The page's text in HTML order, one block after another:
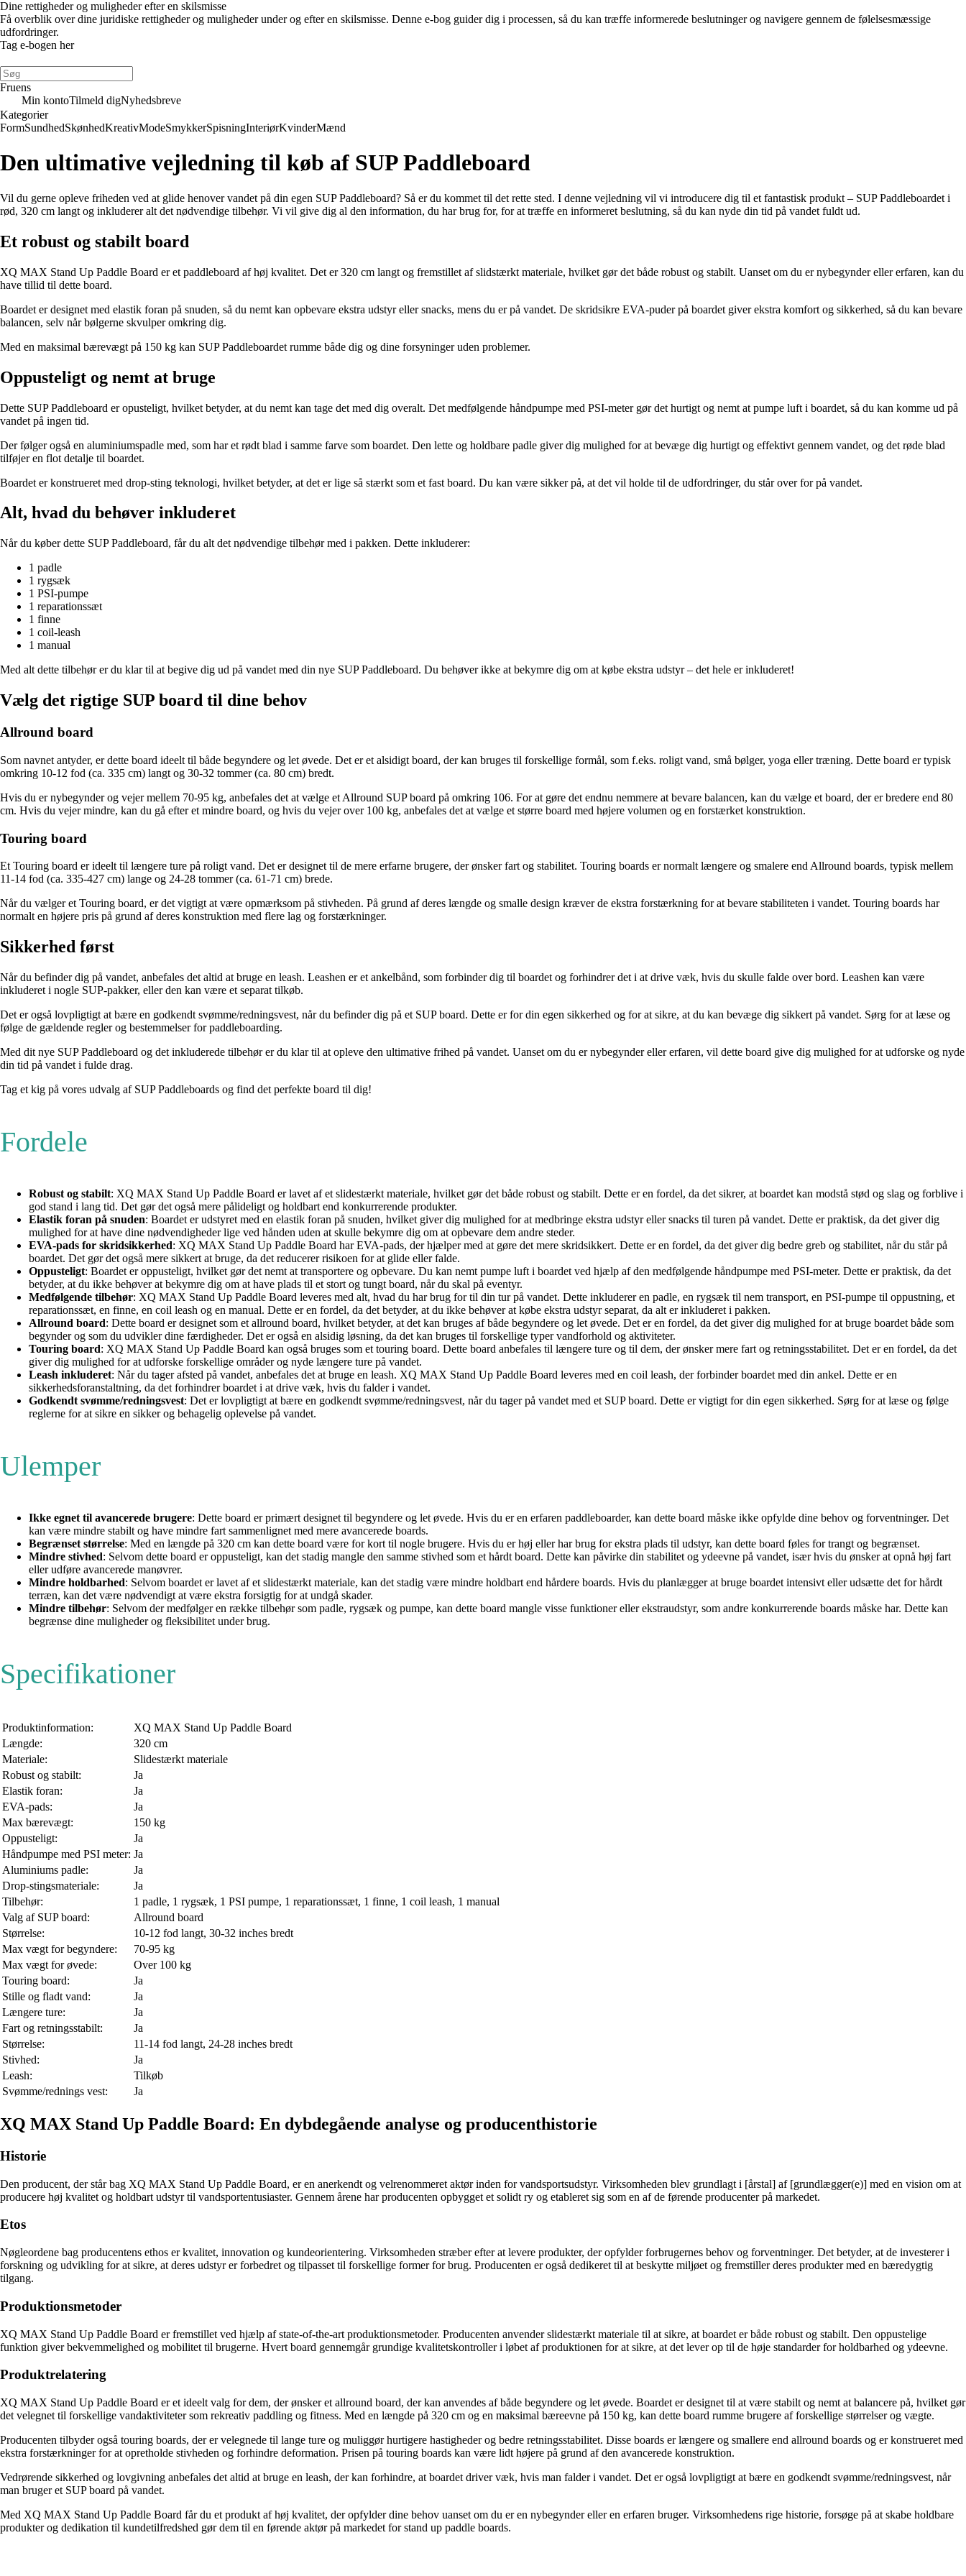
Dine rettigheder og muligheder efter en skilsmisse
Få overblik over dine juridiske rettigheder og muligheder under og efter en skilsmisse. Denne e-bog guider dig i processen, så du kan træffe informerede beslutninger og navigere gennem de følelsesmæssige
udfordringer.
Tag e-bogen her
Fruens
Min kontoTilmeld digNyhedsbreve
Kategorier
FormSundhedSkønhedKreativModeSmykkerSpisningInteriørKvinderMænd
Den ultimative vejledning til køb af SUP Paddleboard
Vil du gerne opleve friheden ved at glide henover vandet på din egen SUP Paddleboard? Så er du kommet til det rette sted. I denne vejledning vil vi introducere dig til et fantastisk produkt – SUP Paddleboardet i
rød, 320 cm langt og inkluderer alt det nødvendige tilbehør. Vi vil give dig al den information, du har brug for, for at træffe en informeret beslutning, så du kan nyde din tid på vandet fuldt ud.
Et robust og stabilt board
XQ MAX Stand Up Paddle Board er et paddleboard af høj kvalitet. Det er 320 cm langt og fremstillet af slidstærkt materiale, hvilket gør det både robust og stabilt. Uanset om du er nybegynder eller erfaren, kan du
have tillid til dette board.
Boardet er designet med elastik foran på snuden, så du nemt kan opbevare ekstra udstyr eller snacks, mens du er på vandet. De skridsikre EVA-puder på boardet giver ekstra komfort og sikkerhed, så du kan bevare
balancen, selv når bølgerne skvulper omkring dig.
Med en maksimal bærevægt på 150 kg kan SUP Paddleboardet rumme både dig og dine forsyninger uden problemer.
Oppusteligt og nemt at bruge
Dette SUP Paddleboard er opusteligt, hvilket betyder, at du nemt kan tage det med dig overalt. Det medfølgende håndpumpe med PSI-meter gør det hurtigt og nemt at pumpe luft i boardet, så du kan komme ud på
vandet på ingen tid.
Der følger også en aluminiumspadle med, som har et rødt blad i samme farve som boardet. Den lette og holdbare padle giver dig mulighed for at bevæge dig hurtigt og effektivt gennem vandet, og det røde blad
tilføjer en flot detalje til boardet.
Boardet er konstrueret med drop-sting teknologi, hvilket betyder, at det er lige så stærkt som et fast board. Du kan være sikker på, at det vil holde til de udfordringer, du står over for på vandet.
Alt, hvad du behøver inkluderet
Når du køber dette SUP Paddleboard, får du alt det nødvendige tilbehør med i pakken. Dette inkluderer:
1 padle
1 rygsæk
1 PSI-pumpe
1 reparationssæt
1 finne
1 coil-leash
1 manual
Med alt dette tilbehør er du klar til at begive dig ud på vandet med din nye SUP Paddleboard. Du behøver ikke at bekymre dig om at købe ekstra udstyr – det hele er inkluderet!
Vælg det rigtige SUP board til dine behov
Allround board
Som navnet antyder, er dette board ideelt til både begyndere og let øvede. Det er et alsidigt board, der kan bruges til forskellige formål, som f.eks. roligt vand, små bølger, yoga eller træning. Dette board er typisk
omkring 10-12 fod (ca. 335 cm) langt og 30-32 tommer (ca. 80 cm) bredt.
Hvis du er nybegynder og vejer mellem 70-95 kg, anbefales det at vælge et Allround SUP board på omkring 106. For at gøre det endnu nemmere at bevare balancen, kan du vælge et board, der er bredere end 80
cm. Hvis du vejer mindre, kan du gå efter et mindre board, og hvis du vejer over 100 kg, anbefales det at vælge et større board med højere volumen og en forstærket konstruktion.
Touring board
Et Touring board er ideelt til længere ture på roligt vand. Det er designet til de mere erfarne brugere, der ønsker fart og stabilitet. Touring boards er normalt længere og smalere end Allround boards, typisk mellem
11-14 fod (ca. 335-427 cm) lange og 24-28 tommer (ca. 61-71 cm) brede.
Når du vælger et Touring board, er det vigtigt at være opmærksom på stivheden. På grund af deres længde og smalle design kræver de ekstra forstærkning for at bevare stabiliteten i vandet. Touring boards har
normalt en højere pris på grund af deres konstruktion med flere lag og forstærkninger.
Sikkerhed først
Når du befinder dig på vandet, anbefales det altid at bruge en leash. Leashen er et ankelbånd, som forbinder dig til boardet og forhindrer det i at drive væk, hvis du skulle falde over bord. Leashen kan være
inkluderet i nogle SUP-pakker, eller den kan være et separat tilkøb.
Det er også lovpligtigt at bære en godkendt svømme/redningsvest, når du befinder dig på et SUP board. Dette er for din egen sikkerhed og for at sikre, at du kan bevæge dig sikkert på vandet. Sørg for at læse og
følge de gældende regler og bestemmelser for paddleboarding.
Med dit nye SUP Paddleboard og det inkluderede tilbehør er du klar til at opleve den ultimative frihed på vandet. Uanset om du er nybegynder eller erfaren, vil dette board give dig mulighed for at udforske og nyde
din tid på vandet i fulde drag.
Tag et kig på vores udvalg af SUP Paddleboards og find det perfekte board til dig!
Fordele
Robust og stabilt: XQ MAX Stand Up Paddle Board er lavet af et slidestærkt materiale, hvilket gør det både robust og stabilt. Dette er en fordel, da det sikrer, at boardet kan modstå stød og slag og forblive i
god stand i lang tid. Det gør det også mere pålideligt og holdbart end konkurrerende produkter.
Elastik foran på snuden: Boardet er udstyret med en elastik foran på snuden, hvilket giver dig mulighed for at medbringe ekstra udstyr eller snacks til turen på vandet. Dette er praktisk, da det giver dig
mulighed for at have dine nødvendigheder lige ved hånden uden at skulle bekymre dig om at opbevare dem andre steder.
EVA-pads for skridsikkerhed: XQ MAX Stand Up Paddle Board har EVA-pads, der hjælper med at gøre det mere skridsikkert. Dette er en fordel, da det giver dig bedre greb og stabilitet, når du står på
boardet. Det gør det også mere sikkert at bruge, da det reducerer risikoen for at glide eller falde.
Oppusteligt: Boardet er oppusteligt, hvilket gør det nemt at transportere og opbevare. Du kan nemt pumpe luft i boardet ved hjælp af den medfølgende håndpumpe med PSI-meter. Dette er praktisk, da det
betyder, at du ikke behøver at bekymre dig om at have plads til et stort og tungt board, når du skal på eventyr.
Medfølgende tilbehør: XQ MAX Stand Up Paddle Board leveres med alt, hvad du har brug for til din tur på vandet. Dette inkluderer en padle, en rygsæk til nem transport, en PSI-pumpe til oppustning, et
reparationssæt, en finne, en coil leash og en manual. Dette er en fordel, da det betyder, at du ikke behøver at købe ekstra udstyr separat, da alt er inkluderet i pakken.
Allround board: Dette board er designet som et allround board, hvilket betyder, at det kan bruges af både begyndere og let øvede. Det er en fordel, da det giver dig mulighed for at bruge boardet både som
begynder og som du udvikler dine færdigheder. Det er også en alsidig løsning, da det kan bruges til forskellige typer vandforhold og aktiviteter.
Touring board: XQ MAX Stand Up Paddle Board kan også bruges som et touring board. Dette board anbefales til længere ture og til dem, der ønsker mere fart og retningsstabilitet. Det er en fordel, da det
giver dig mulighed for at udforske forskellige områder og nyde længere ture på vandet.
Leash inkluderet: Når du tager afsted på vandet, anbefales det at bruge en leash. XQ MAX Stand Up Paddle Board leveres med en coil leash, der forbinder boardet med din ankel. Dette er en
sikkerhedsforanstaltning, da det forhindrer boardet i at drive væk, hvis du falder i vandet.
Godkendt svømme/redningsvest: Det er lovpligtigt at bære en godkendt svømme/redningsvest, når du tager på vandet med et SUP board. Dette er vigtigt for din egen sikkerhed. Sørg for at læse og følge
reglerne for at sikre en sikker og behagelig oplevelse på vandet.
Ulemper
Ikke egnet til avancerede brugere: Dette board er primært designet til begyndere og let øvede. Hvis du er en erfaren paddleboarder, kan dette board måske ikke opfylde dine behov og forventninger. Det
kan være mindre stabilt og have mindre fart sammenlignet med mere avancerede boards.
Begrænset størrelse: Med en længde på 320 cm kan dette board være for kort til nogle brugere. Hvis du er høj eller har brug for ekstra plads til udstyr, kan dette board føles for trangt og begrænset.
Mindre stivhed: Selvom dette board er oppusteligt, kan det stadig mangle den samme stivhed som et hårdt board. Dette kan påvirke din stabilitet og ydeevne på vandet, især hvis du ønsker at opnå høj fart
eller udføre avancerede manøvrer.
Mindre holdbarhed: Selvom boardet er lavet af et slidestærkt materiale, kan det stadig være mindre holdbart end hårdere boards. Hvis du planlægger at bruge boardet intensivt eller udsætte det for hårdt
terræn, kan det være nødvendigt at være ekstra forsigtig for at undgå skader.
Mindre tilbehør: Selvom der medfølger en række tilbehør som padle, rygsæk og pumpe, kan dette board mangle visse funktioner eller ekstraudstyr, som andre konkurrerende boards måske har. Dette kan
begrænse dine muligheder og fleksibilitet under brug.
Specifikationer
Produktinformation:
XQ MAX Stand Up Paddle Board
Længde:
320 cm
Materiale:
Slidestærkt materiale
Robust og stabilt:
Ja
Elastik foran:
Ja
EVA-pads:
Ja
Max bærevægt:
150 kg
Oppusteligt:
Ja
Håndpumpe med PSI meter: Ja
Aluminiums padle:
Ja
Drop-stingsmateriale:
Ja
Tilbehør:
1 padle, 1 rygsæk, 1 PSI pumpe, 1 reparationssæt, 1 finne, 1 coil leash, 1 manual
Valg af SUP board:
Allround board
Størrelse:
10-12 fod langt, 30-32 inches bredt
Max vægt for begyndere:
70-95 kg
Max vægt for øvede:
Over 100 kg
Touring board:
Ja
Stille og fladt vand:
Ja
Længere ture:
Ja
Fart og retningsstabilt:
Ja
Størrelse:
11-14 fod langt, 24-28 inches bredt
Stivhed:
Ja
Leash:
Tilkøb
Svømme/rednings vest:
Ja
XQ MAX Stand Up Paddle Board: En dybdegående analyse og producenthistorie
Historie
Den producent, der står bag XQ MAX Stand Up Paddle Board, er en anerkendt og velrenommeret aktør inden for vandsportsudstyr. Virksomheden blev grundlagt i [årstal] af [grundlægger(e)] med en vision om at
producere høj kvalitet og holdbart udstyr til vandsportentusiaster. Gennem årene har producenten opbygget et solidt ry og etableret sig som en af de førende producenter på markedet.
Etos
Nøgleordene bag producentens ethos er kvalitet, innovation og kundeorientering. Virksomheden stræber efter at levere produkter, der opfylder forbrugernes behov og forventninger. Det betyder, at de investerer i
forskning og udvikling for at sikre, at deres udstyr er forbedret og tilpasset til forskellige former for brug. Producenten er også dedikeret til at beskytte miljøet og fremstiller deres produkter med en bæredygtig
tilgang.
Produktionsmetoder
XQ MAX Stand Up Paddle Board er fremstillet ved hjælp af state-of-the-art produktionsmetoder. Producenten anvender slidestærkt materiale til at sikre, at boardet er både robust og stabilt. Den oppustelige
funktion giver bekvemmelighed og mobilitet til brugerne. Hvert board gennemgår grundige kvalitetskontroller i løbet af produktionen for at sikre, at det lever op til de høje standarder for holdbarhed og ydeevne.
Produktrelatering
XQ MAX Stand Up Paddle Board er et ideelt valg for dem, der ønsker et allround board, der kan anvendes af både begyndere og let øvede. Boardet er designet til at være stabilt og nemt at balancere på, hvilket gør
det velegnet til forskellige vandaktiviteter som rekreativ paddling og fitness. Med en længde på 320 cm og en maksimal bæreevne på 150 kg, kan dette board rumme brugere af forskellige størrelser og vægte.
Producenten tilbyder også touring boards, der er velegnede til lange ture og muliggør hurtigere hastigheder og bedre retningsstabilitet. Disse boards er længere og smallere end allround boards og er konstrueret med
ekstra forstærkninger for at opretholde stivheden og forhindre deformation. Prisen på touring boards kan være lidt højere på grund af den avancerede konstruktion.
Vedrørende sikkerhed og lovgivning anbefales det altid at bruge en leash, der kan forhindre, at boardet driver væk, hvis man falder i vandet. Det er også lovpligtigt at bære en godkendt svømme/redningsvest, når
man bruger et SUP board på vandet.
Med XQ MAX Stand Up Paddle Board får du et produkt af høj kvalitet, der opfylder dine behov uanset om du er en nybegynder eller en erfaren bruger. Virksomhedens rige historie, forsøge på at skabe holdbare
produkter og dedikation til kundetilfredshed gør dem til en førende aktør på markedet for stand up paddle boards.